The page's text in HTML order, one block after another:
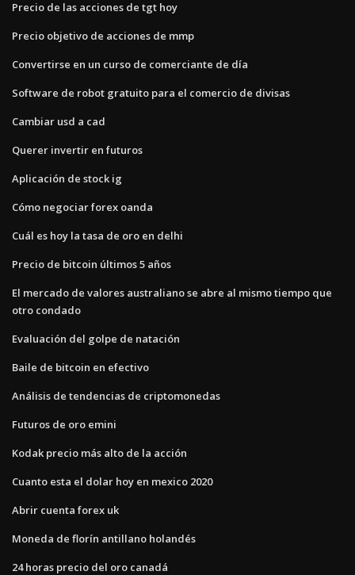
Precio de las acciones de tgt hoy
Precio objetivo de acciones de mmp
Convertirse en un curso de comerciante de día
Software de robot gratuito para el comercio de divisas
Cambiar usd a cad
Querer invertir en futuros
Aplicación de stock ig
Cómo negociar forex oanda
Cuál es hoy la tasa de oro en delhi
Precio de bitcoin últimos 5 años
El mercado de valores australiano se abre al mismo tiempo que
otro condado
Evaluación del golpe de natación
Baile de bitcoin en efectivo
Análisis de tendencias de criptomonedas
Futuros de oro emini
Kodak precio más alto de la acción
Cuanto esta el dolar hoy en mexico 2020
Abrir cuenta forex uk
Moneda de florín antillano holandés
24 horas precio del oro canadá